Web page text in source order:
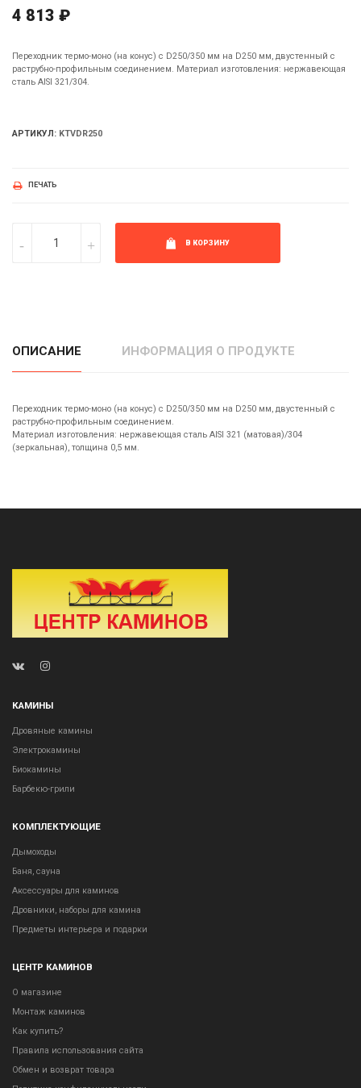
4 813 ₽
Переходник термо-моно (на конус) с D250/350 мм на D250 мм, двустенный с
раструбно-профильным соединением. Материал изготовления: нержавеющая
сталь AISI 321/304.
АРТИКУЛ: KTVDR250
ПЕЧАТЬ
В КОРЗИНУ
ОПИСАНИЕ ИНФОРМАЦИЯ О ПРОДУКТЕ
Переходник термо-моно (на конус) с D250/350 мм на D250 мм, двустенный с
раструбно-профильным соединением.
Материал изготовления: нержавеющая сталь AISI 321 (матовая)/304
(зеркальная), толщина 0,5 мм.
КАМИНЫ
Дровяные камины
Электрокамины
Биокамины
Барбекю-грили
КОМПЛЕКТУЮЩИЕ
Дымоходы
Баня, сауна
Аксессуары для каминов
Дровники, наборы для камина
Предметы интерьера и подарки
ЦЕНТР КАМИНОВ
О магазине
Монтаж каминов
Как купить?
Правила использования сайта
Обмен и возврат товара